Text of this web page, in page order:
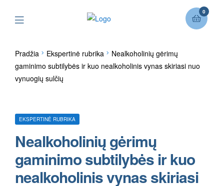
0
Pradžia Ekspertinė rubrika
Nealkoholinių gėrimų
gaminimo subtilybės ir kuo nealkoholinis vynas skiriasi nuo
vynuogių sulčių
EKSPERTINĖ RUBRIKA
Nealkoholinių gėrimų
gaminimo subtilybės ir kuo
nealkoholinis vynas skiriasi